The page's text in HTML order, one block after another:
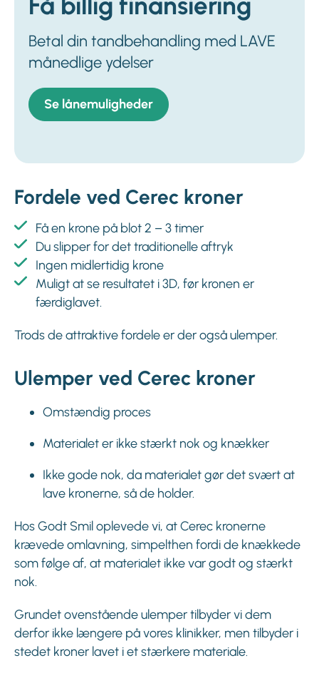
Betal din tandbehandling med LAVE
månedlige ydelser
Se lånemuligheder
Fordele ved Cerec kroner
Få en krone på blot 2 – 3 timer
Du slipper for det traditionelle aftryk
Ingen midlertidig krone
Muligt at se resultatet i 3D, før kronen er
færdiglavet.
Trods de attraktive fordele er der også ulemper.
Ulemper ved Cerec kroner
Omstændig proces
Materialet er ikke stærkt nok og knækker
Ikke gode nok, da materialet gør det svært at
lave kronerne, så de holder.
Hos Godt Smil oplevede vi, at Cerec kronerne
krævede omlavning, simpelthen fordi de knækkede
som følge af, at materialet ikke var godt og stærkt
nok.
Grundet ovenstående ulemper tilbyder vi dem
derfor ikke længere på vores klinikker, men tilbyder i
stedet kroner lavet i et stærkere materiale.